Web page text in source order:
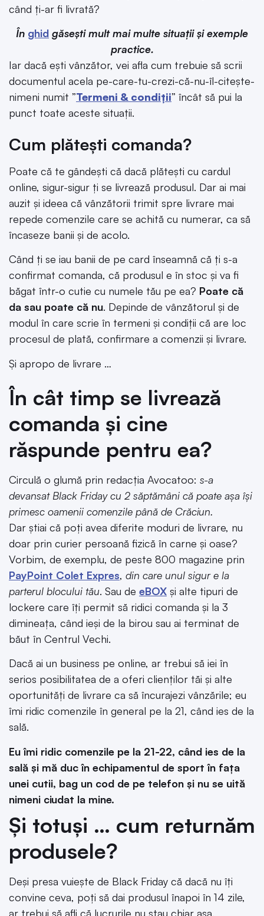
când ți-ar fi livrată?
În ghid găsești mult mai multe situații și exemple
practice.
Iar dacă ești vânzător, vei afla cum trebuie să scrii
documentul acela pe-care-tu-crezi-că-nu-îl-citește-
nimeni numit ”Termeni & condiții” încât să pui la
punct toate aceste situații.
Cum plătești comanda?
Poate că te gândești că dacă plătești cu cardul
online, sigur-sigur ți se livrează produsul. Dar ai mai
auzit și ideea că vânzătorii trimit spre livrare mai
repede comenzile care se achită cu numerar, ca să
încaseze banii și de acolo.
Când ți se iau banii de pe card înseamnă că ți s-a
confirmat comanda, că produsul e în stoc și va fi
băgat într-o cutie cu numele tău pe ea? Poate că
da sau poate că nu. Depinde de vânzătorul și de
modul în care scrie în termeni și condiții că are loc
procesul de plată, confirmare a comenzii și livrare.
Și apropo de livrare …
În cât timp se livrează
comanda și cine
răspunde pentru ea?
Circulă o glumă prin redacția Avocatoo: s-a
devansat Black Friday cu 2 săptămâni că poate așa își
primesc oamenii comenzile până de Crăciun.
Dar știai că poți avea diferite moduri de livrare, nu
doar prin curier persoană fizică în carne și oase?
Vorbim, de exemplu, de peste 800 magazine prin
PayPoint Colet Expres, din care unul sigur e la
parterul blocului tău. Sau de eBOX și alte tipuri de
lockere care îți permit să ridici comanda și la 3
dimineața, când ieși de la birou sau ai terminat de
băut în Centrul Vechi.
Dacă ai un business pe online, ar trebui să iei în
serios posibilitatea de a oferi clienților tăi și alte
oportunități de livrare ca să încurajezi vânzările; eu
îmi ridic comenzile în general pe la 21, când ies de la
sală.
Eu îmi ridic comenzile pe la 21-22, când ies de la
sală și mă duc în echipamentul de sport în fața
unei cutii, bag un cod de pe telefon și nu se uită
nimeni ciudat la mine.
Și totuși … cum returnăm
produsele?
Deși presa vuiește de Black Friday că dacă nu îți
convine ceva, poți să dai produsul înapoi în 14 zile,
ar trebui să afli că lucrurile nu stau chiar așa.